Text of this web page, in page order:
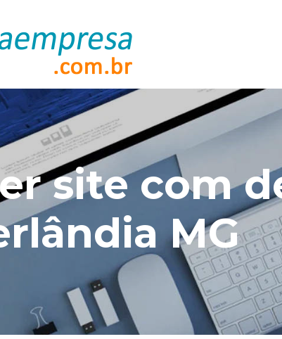
site com
MG